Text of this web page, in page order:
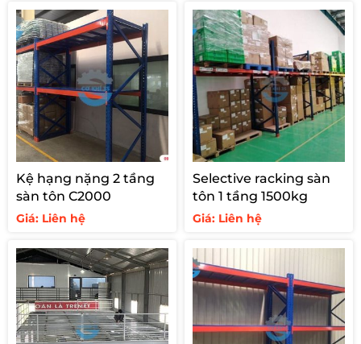
Vậy nên hãy cân nhắc kỹ, thường thì kệ kho làm
bằng sắt, thép và phun sơn tĩnh điện có sự vượt trội
những sản phẩm khác, nó có thể chống oxy hóa,
chống mối mọt, oxy hóa, trầy xước. giữ được tính
thẩm mỹ và độ bền cho kệ.
Lưu ý về nguồn gốc của kệ
Chúng ta có thể nhận thấy có nhiều đơn vị kinh
doanh kệ kho, nhưng trong số đó sẽ có cả nhà sản
lý giá rẻ, và tạo ra cái khó là không biết đâu là hàng
chính hãng và hàng thanh lý. Cho nên tìm hiểu
nguồn gốc xuất xứ của kệ rất quan trọng, tránh
được những rủi ro khi sử dụng kệ.
Kệ hạng nặng 2 tầng
sàn tôn C2000
Giá: Liên hệ
Selective racking sàn
tôn 1 tầng 1500kg
Giá: Liên hệ